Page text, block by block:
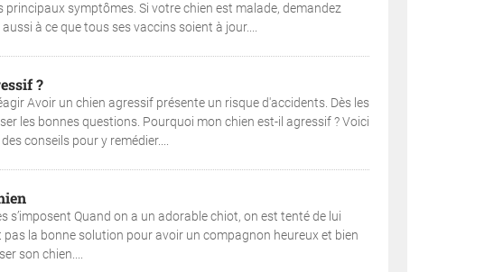
symptômes. Si votre chien est malade, demandez
à ce que tous ses vaccins soient à jour....
?
Avoir un chien agressif présente un risque d'accidents. Dès les
les bonnes questions. Pourquoi mon chien est-il agressif ? Voici
conseils pour y remédier....
s’imposent Quand on a un adorable chiot, on est tenté de lui
la bonne solution pour avoir un compagnon heureux et bien
son chien....